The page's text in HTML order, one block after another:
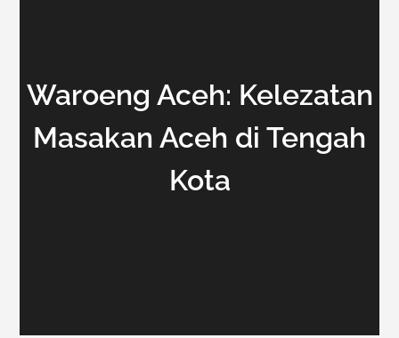
Waroeng Aceh: Kelezatan
Masakan Aceh di Tengah
Kota